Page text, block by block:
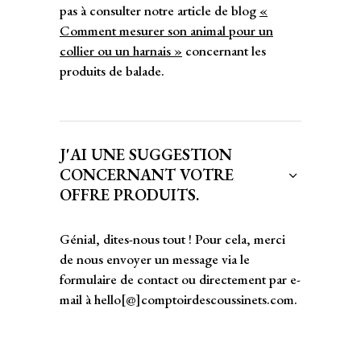
pas à consulter notre article de blog «
Comment mesurer son animal pour un
collier ou un harnais » concernant les
produits de balade.
J'AI UNE SUGGESTION
CONCERNANT VOTRE
OFFRE PRODUITS.
Génial, dites-nous tout ! Pour cela, merci
de nous envoyer un message via le
formulaire de contact ou directement par e-
mail à hello[@]comptoirdescoussinets.com.